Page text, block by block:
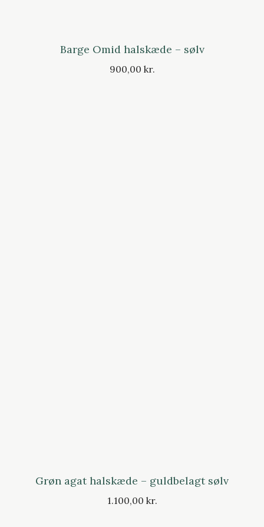
Barge Omid halskæde – sølv
900,00 kr.
Grøn agat halskæde – guldbelagt sølv
1.100,00 kr.